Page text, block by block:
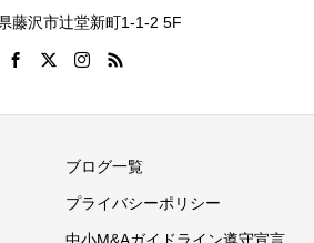
藤沢市辻堂新町1-1-2 5F
ブログ一覧
プライバシーポリシー